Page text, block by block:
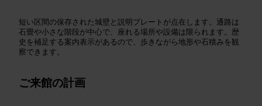
短い区間の保存された城壁と説明プレートが点在します。通路は
石畳や小さな階段が中心で、座れる場所や設備は限られます。歴
史を補足する案内表示があるので、歩きながら地形や石積みを観
察できます。
ご来館の計画